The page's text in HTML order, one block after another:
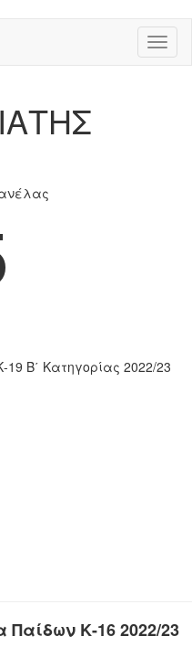
Β΄ Κατηγορίας 2022/23
Κ-16 2022/23